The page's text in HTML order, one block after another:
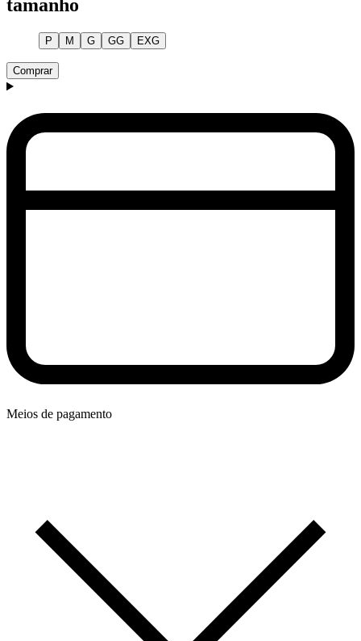
tamanho
P M G GG EXG
Comprar
Meios de pagamento